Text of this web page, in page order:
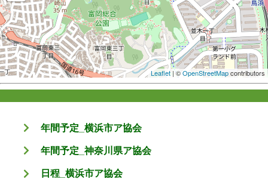
Leaflet | ©OpenStreetMapcontributors
年間予定_横浜市ア協会
年間予定_神奈川県ア協会
日程_横浜市ア協会